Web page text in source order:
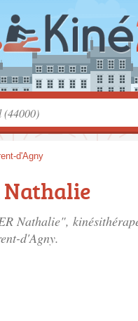
d'Agny
Nathalie
Nathalie",
d'Agny.